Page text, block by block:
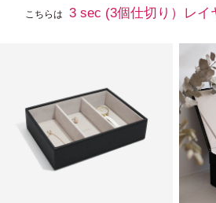
こちらは 3 sec (3個仕切り）レイ